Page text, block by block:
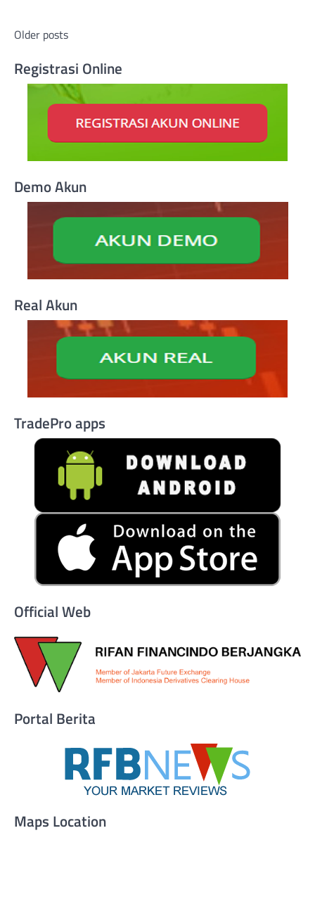
Posts
navigation
Older posts
Registrasi Online
Demo Akun
Real Akun
TradePro apps
Official Web
Portal Berita
Maps Location